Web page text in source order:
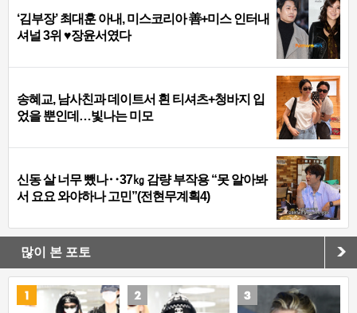
‘김부장’ 최대훈 아내, 미스코리아 善+미스 인터내
셔널 3위 ♥장윤서였다
송혜교, 남사친과 데이트서 흰 티셔츠+청바지 입
었을 뿐인데…빛나는 미모
신동 살 너무 뺐나‥37㎏ 감량 부작용 “못 알아봐
서 요요 와야하나 고민”(전현무계획4)
많이 본 포토